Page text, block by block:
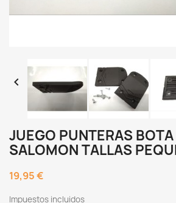

JUEGO PUNTERAS
SALOMON TALLAS
19,95 €
Impuestos incluidos